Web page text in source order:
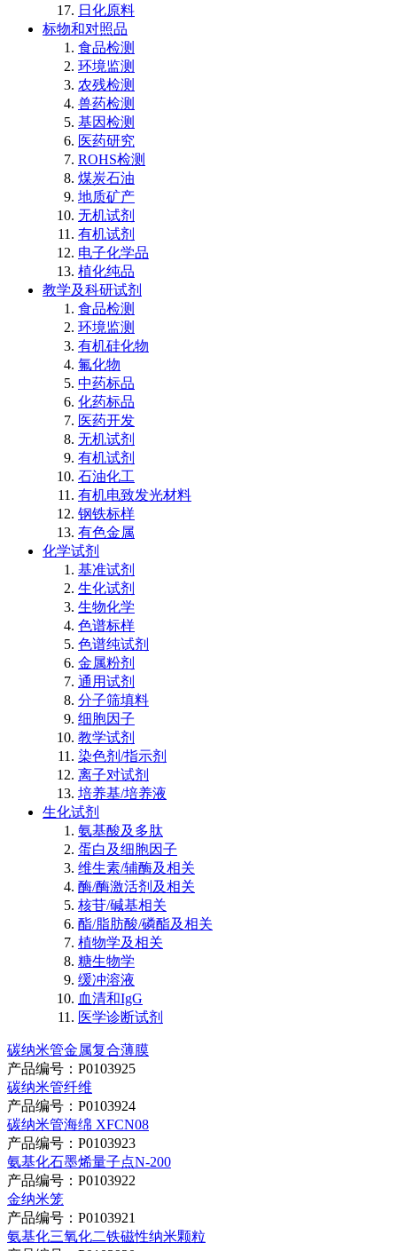
日化原料
标物和对照品
食品检测
环境监测
农残检测
兽药检测
基因检测
医药研究
ROHS检测
煤炭石油
地质矿产
无机试剂
有机试剂
电子化学品
植化纯品
教学及科研试剂
食品检测
环境监测
有机硅化物
氟化物
中药标品
化药标品
医药开发
无机试剂
有机试剂
石油化工
有机电致发光材料
钢铁标样
有色金属
化学试剂
基准试剂
生化试剂
生物化学
色谱标样
色谱纯试剂
金属粉剂
通用试剂
分子筛填料
细胞因子
教学试剂
染色剂/指示剂
离子对试剂
培养基/培养液
生化试剂
氨基酸及多肽
蛋白及细胞因子
维生素/辅酶及相关
酶/酶激活剂及相关
核苷/碱基相关
酯/脂肪酸/磷酯及相关
植物学及相关
糖生物学
缓冲溶液
血清和IgG
医学诊断试剂
碳纳米管金属复合薄膜
产品编号：P0103925
碳纳米管纤维
产品编号：P0103924
碳纳米管海绵 XFCN08
产品编号：P0103923
氨基化石墨烯量子点N-200
产品编号：P0103922
金纳米笼
产品编号：P0103921
氨基化三氧化二铁磁性纳米颗粒